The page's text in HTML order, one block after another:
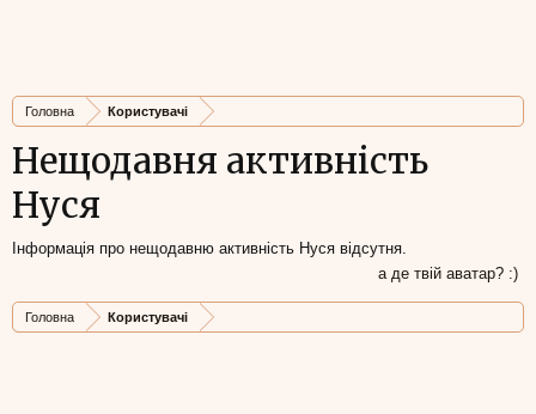
Головна Користувачі
Нещодавня активність
Нуся
Інформація про нещодавню активність Нуся відсутня.
а де твій аватар? :)
Головна Користувачі